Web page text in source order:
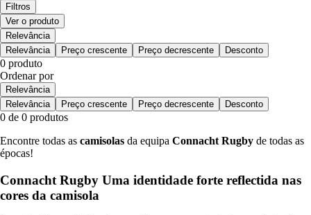
Filtros
Ver o produto
Relevância
Relevância
Preço crescente Preço decrescente Desconto
0 produto
Ordenar por
Relevância
Relevância
Preço crescente Preço decrescente Desconto
0 de 0 produtos
Encontre todas as camisolas da equipa Connacht Rugby de todas as
épocas!
Connacht Rugby Uma identidade forte reflectida nas
cores da camisola